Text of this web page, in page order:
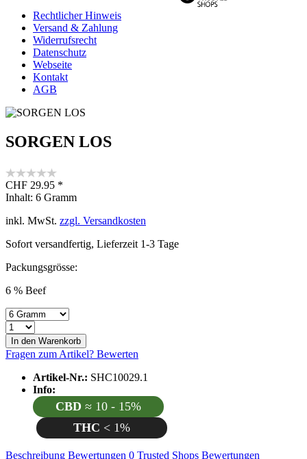
Rechtlicher Hinweis
Versand & Zahlung
Widerrufsrecht
Datenschutz
Webseite
Kontakt
AGB
SORGEN LOS
CHF 29.95 *
Inhalt: 6 Gramm
inkl. MwSt. zzgl. Versandkosten
Sofort versandfertig, Lieferzeit 1-3 Tage
Packungsgrösse:
6 % Beef
In den Warenkorb
Fragen zum Artikel? Bewerten
Artikel-Nr.: SHC10029.1
Info:
CBD ≈ 10 - 15%
THC < 1%
Beschreibung Bewertungen 0 Trusted Shops Bewertungen